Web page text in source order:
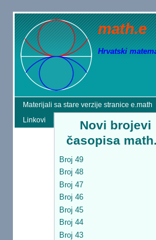
math.e
Hrvatski
Materijali sa stare verzije stranice e.math
Linkovi
Novi brojevi
časopisa
Broj 49
Broj 48
Broj 47
Broj 46
Broj 45
Broj 44
Broj 43